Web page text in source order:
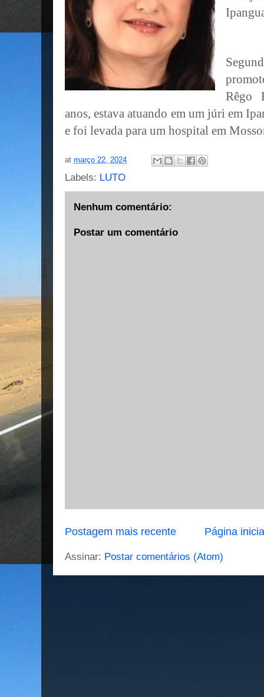
Rêgo
anos, estava atuando em um júri em
e foi levada para um hospital em
at março 22, 2024
Labels: LUTO
Nenhum comentário:
Postar um comentário
Postagem mais recente Página
Assinar: Postar comentários (Atom)